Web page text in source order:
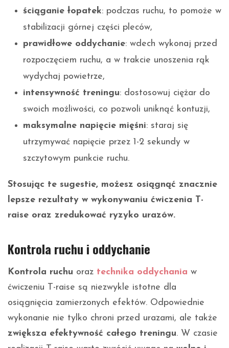
ściąganie łopatek: podczas ruchu, to pomoże w
stabilizacji górnej części pleców,
prawidłowe oddychanie: wdech wykonaj przed
rozpoczęciem ruchu, a w trakcie unoszenia rąk
wydychaj powietrze,
intensywność treningu: dostosowuj ciężar do
swoich możliwości, co pozwoli uniknąć kontuzji,
maksymalne napięcie mięśni: staraj się
utrzymywać napięcie przez 1-2 sekundy w
szczytowym punkcie ruchu.
Stosując te sugestie, możesz osiągnąć znacznie
lepsze rezultaty w wykonywaniu ćwiczenia T-
raise oraz zredukować ryzyko urazów.
Kontrola ruchu i oddychanie
Kontrola ruchu oraz technika oddychania w
ćwiczeniu T-raise są niezwykle istotne dla
osiągnięcia zamierzonych efektów. Odpowiednie
wykonanie nie tylko chroni przed urazami, ale także
zwiększa efektywność całego treningu. W czasie